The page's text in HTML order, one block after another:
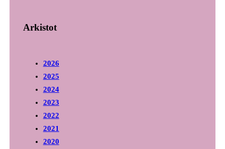
Arkistot
2026
2025
2024
2023
2022
2021
2020